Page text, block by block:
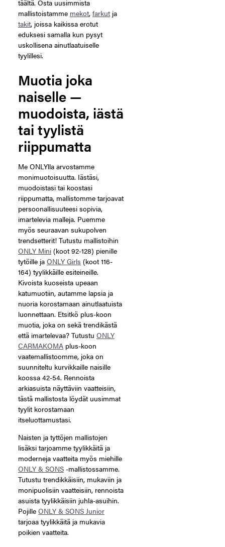
täältä. Osta uusimmista
mallistoistamme mekot, farkutja
takit, joissa kaikissa erotut
eduksesi samalla kun pysyt
uskollisena ainutlaatuiselle
tyylillesi.
Muotia joka
naiselle —
muodoista, iästä
tai tyylistä
riippumatta
Me ONLYlla arvostamme
monimuotoisuutta. Iästäsi,
muodoistasi tai koostasi
riippumatta, mallistomme tarjoavat
persoonallisuuteesi sopivia,
imartelevia malleja. Puemme
myös seuraavan sukupolven
trendsetterit! Tutustu mallistoihin
ONLY Mini (koot 92-128) pienille
tytöille ja ONLY Girls (koot 116-
164) tyylikkäille esiteineille.
Kivoista kuoseista upeaan
katumuotiin, autamme lapsia ja
nuoria korostamaan ainutlaatuista
luonnettaan. Etsitkö plus-koon
muotia, joka on sekä trendikästä
että imartelevaa? Tutustu ONLY
CARMAKOMA plus-koon
vaatemallistoomme, joka on
suunniteltu kurvikkaille naisille
koossa 42-54. Rennoista
arkiasuista näyttäviin vaatteisiin,
tästä mallistosta löydät uusimmat
tyylit korostamaan
itseluottamustasi.
Naisten ja tyttöjen mallistojen
lisäksi tarjoamme tyylikkäitä ja
moderneja vaatteita myös miehille
ONLY & SONS -mallistossamme.
Tutustu trendikkäisiin, mukaviin ja
monipuolisiin vaatteisiin, rennoista
asuista tyylikkäisiin juhla-asuihin.
Pojille ONLY & SONS Junior
tarjoaa tyylikkäitä ja mukavia
poikien vaatteita.